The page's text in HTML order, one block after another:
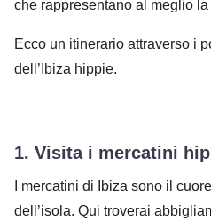
che rappresentano al meglio
Ecco un itinerario attraverso i
dell’Ibiza hippie.
1. Visita i mercatini
I mercatini di Ibiza sono il
dell’isola. Qui troverai